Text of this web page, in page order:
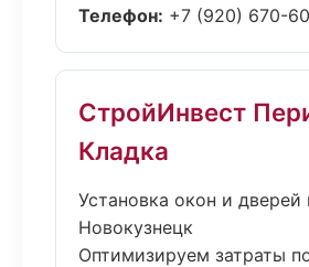
Телефон: +7 (920) 670-
СтройИнвест
Кладка
Установка окон и дверей
Новокузнецк
Оптимизируем затраты